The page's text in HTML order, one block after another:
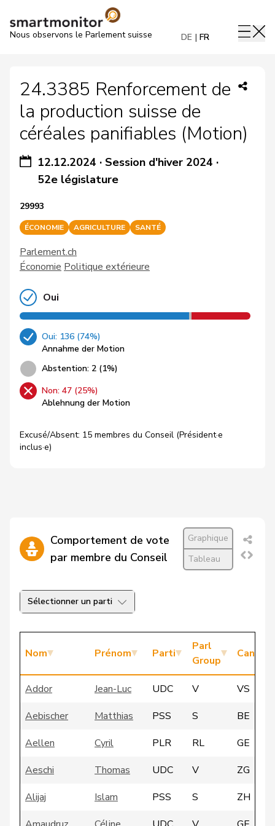
Nous observons le Parlement suisse DE FR
24.3385 Renforcement de
la production suisse de
céréales panifiables (Motion)
12.12.2024 ·Session d'hiver 2024 ·
52e législature
29993
ÉCONOMIE AGRICULTURE SANTÉ
Parlement.ch
Économie Politique extérieure
Oui
Oui: 136 (74%)
Annahme der Motion
Abstention: 2 (1%)
Non: 47 (25%)
Ablehnung der Motion
Excusé/Absent: 15 membres du Conseil (Président·e
inclus·e)
Comportement de vote
par membre du Conseil
Graphique
Tableau
Sélectionner un parti
Nom Prénom Parti
Parl
Group
Canton
Addor Jean-Luc UDC V
VS
Aebischer
Matthias PSS S
BE
Aellen
Cyril PLR RL
GE
Aeschi
Thomas UDC V
ZG
Alijaj
Islam PSS S
ZH